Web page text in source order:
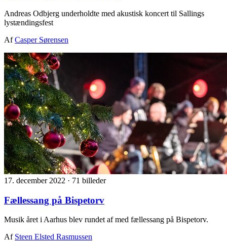
Andreas Odbjerg underholdte med akustisk koncert til Sallings
lystændingsfest
AfCasper Sørensen
17. december 2022 · 71 billeder
Fællessang på Bispetorv
Musik året i Aarhus blev rundet af med fællessang på Bispetorv.
Af Steen Elsted Rasmussen